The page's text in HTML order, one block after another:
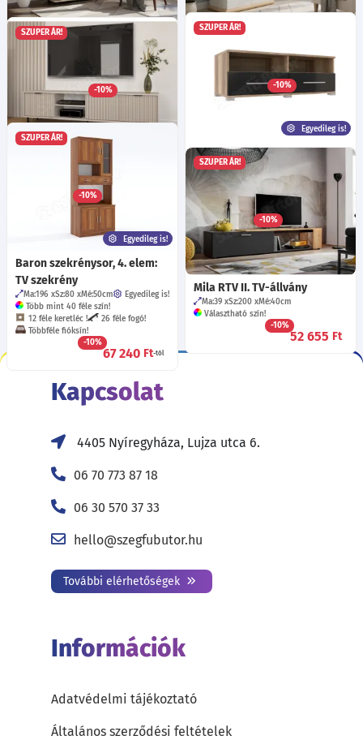
fehér/Kraft arany
Sz:97 Mé:45cm
-10%
61 925Ft
Gio Tv-szekrény sonoma
Sz:80 Mé:40cm
-10%
37 895
SZUPER ÁR!
Egyedileg is!
Nápoly szekrénysor 2/A.
elem: TV elem
Ma:42 Sz:120 cm
Egyedileg is!
Több mint 40 féle szín!
57 féle fogó!
9 féle bútorláb!
Többféle fióksín!
-10%
46 090Ft
SZUPER ÁR!
Carlos KD V1 TV-állvány
Mé:40.3
Választható szín!
-10%
100 715
SZUPER ÁR!
Egyedileg is!
Baron szekrénysor, 4. elem:
TV szekrény
Ma:196 Sz:80 Mé:50cm
Egyedileg is!
Több mint 40 féle szín!
12 féle keretléc !
26 féle fogó!
Többféle fióksín!
-10%
67 240 Ft-tól
SZUPER ÁR!
Mila RTV II. TV-állvány
Ma:39 Sz:200 Mé:40cm
Választható szín!
-10%
52 655 Ft
Kapcsolat
4405 Nyíregyháza, Lujza utca 6.
06 70 773 87 18
06 30 570 37 33
hello@szegfubutor.hu
További elérhetőségek
Információk
Adatvédelmi tájékoztató
Általános szerződési feltételek